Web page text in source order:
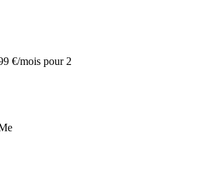
€/mois pour 2